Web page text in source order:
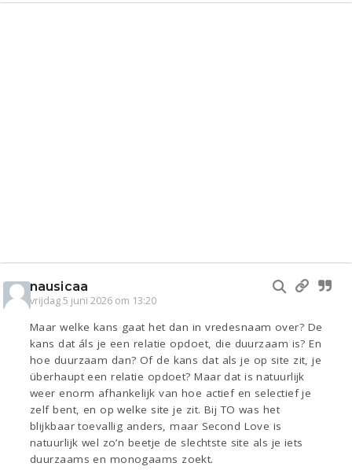
nausicaa
vrijdag 5 juni 2026 om 13:20
Maar welke kans gaat het dan in vredesnaam over? De
kans dat áls je een relatie opdoet, die duurzaam is? En
hoe duurzaam dan? Of de kans dat als je op site zit, je
überhaupt een relatie opdoet? Maar dat is natuurlijk
weer enorm afhankelijk van hoe actief en selectief je
zelf bent, en op welke site je zit. Bij TO was het
blijkbaar toevallig anders, maar Second Love is
natuurlijk wel zo’n beetje de slechtste site als je iets
duurzaams en monogaams zoekt.